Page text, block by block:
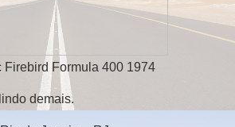
Firebird Formula 400 1974
demais.